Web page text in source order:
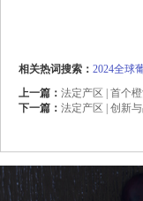
相关热词搜索： 2024全球
上一篇： 法定产区 | 首个
下一篇： 法定产区 | 创新